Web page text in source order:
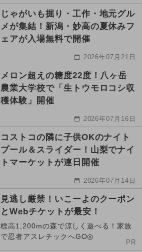
じゃがいも掘り・工作・地元グル
メが集結！新潟・妙高の夏休みフ
ェアが入場無料で開催
2026年07月21日
メロン超えの糖度22度！八ヶ岳
農業大学校で「生トウモロコシ収
穫体験」開催
2026年07月16日
コストコの隣に子供OKのナイト
プール＆スライダー！山梨でナイ
トマーケットが連日開催
2026年07月14日
見逃し厳禁！いこーよのクーポン
とWebチケットが最安！
標高1,200mの森で涼しく遊べる！家族
で忍者アスレチックへGO◎
PR